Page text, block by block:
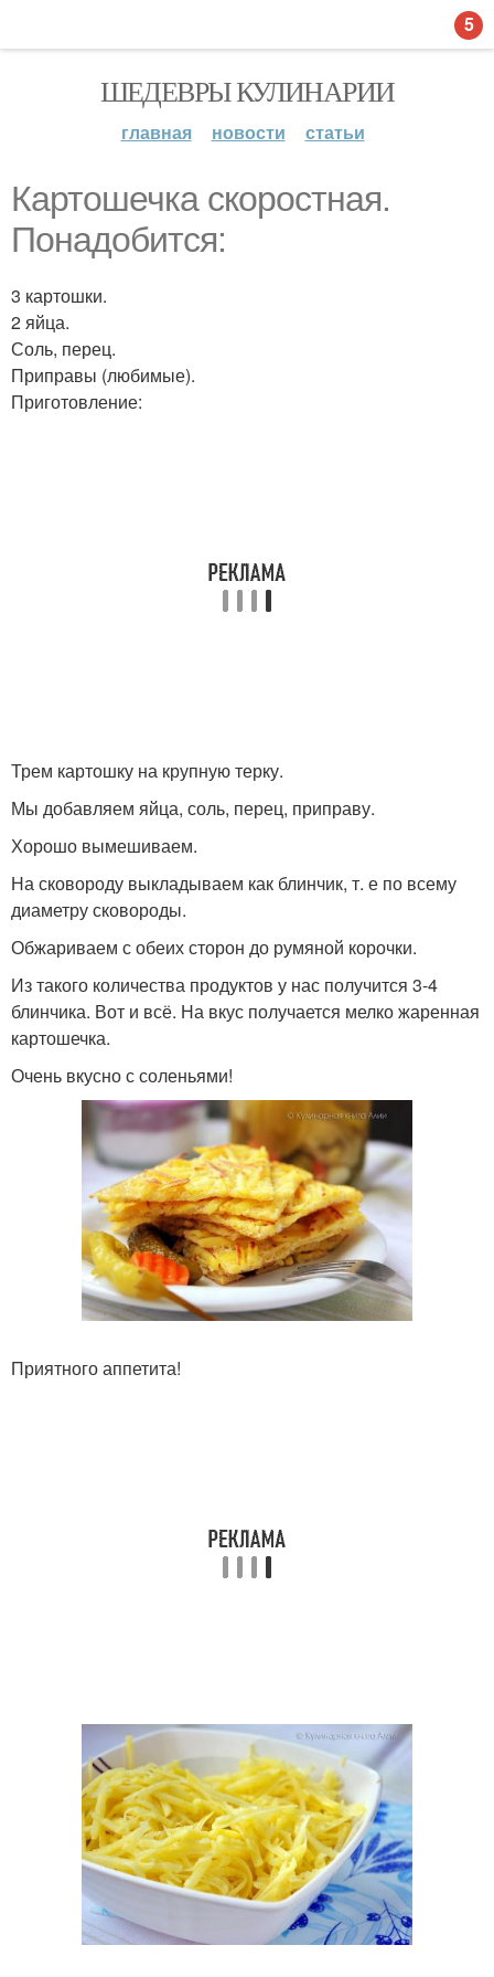
ШЕДЕВРЫ КУЛИНАРИИ
главная новости статьи
Картошечка скоростная.
Понадобится:
3 картошки.
2 яйца.
Соль, перец.
Приправы (любимые).
Приготовление:
Трем картошку на крупную терку.
Мы добавляем яйца, соль, перец, приправу.
Хорошо вымешиваем.
На сковороду выкладываем как блинчик, т. е по всему
диаметру сковороды.
Обжариваем с обеих сторон до румяной корочки.
Из такого количества продуктов у нас получится 3-4
блинчика. Вот и всё. На вкус получается мелко жаренная
картошечка.
Очень вкусно с соленьями!
Приятного аппетита!
5